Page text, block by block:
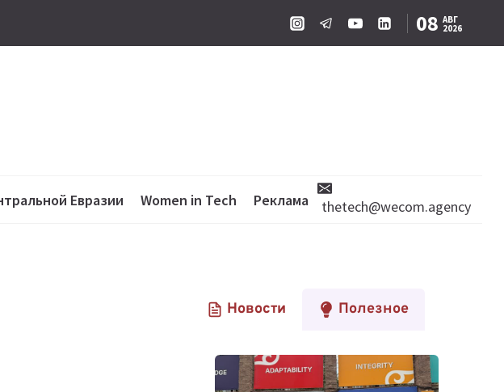
08 АВГ
2026
Евразии Women in Tech Реклама thetech@wecom.agency
Новости Полезное